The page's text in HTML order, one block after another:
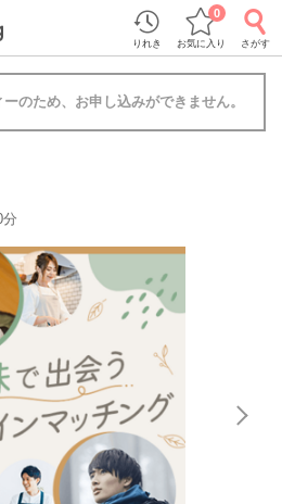
りれき お気に入り
0
さがす
のため、お申し込みができません。